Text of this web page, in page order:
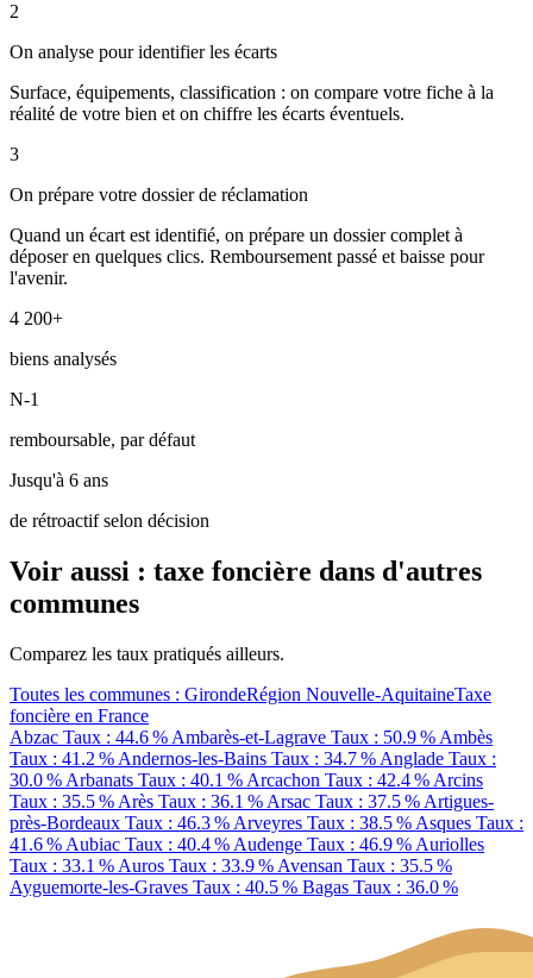
2
On analyse pour identifier les écarts
Surface, équipements, classification : on compare votre fiche à la
réalité de votre bien et on chiffre les écarts éventuels.
3
On prépare votre dossier de réclamation
Quand un écart est identifié, on prépare un dossier complet à
déposer en quelques clics. Remboursement passé et baisse pour
l'avenir.
4 200+
biens analysés
N-1
remboursable, par défaut
Jusqu'à 6 ans
de rétroactif selon décision
Voir aussi : taxe foncière dans d'autres
communes
Comparez les taux pratiqués ailleurs.
Toutes les communes : GirondeRégion Nouvelle-AquitaineTaxe
foncière en France
Abzac Taux : 44.6 % Ambarès-et-Lagrave Taux : 50.9 % Ambès
Taux : 41.2 % Andernos-les-Bains Taux : 34.7 % Anglade Taux :
30.0 % Arbanats Taux : 40.1 % Arcachon Taux : 42.4 % Arcins
Taux : 35.5 % Arès Taux : 36.1 % Arsac Taux : 37.5 % Artigues-
près-Bordeaux Taux : 46.3 % Arveyres Taux : 38.5 % Asques Taux :
41.6 % Aubiac Taux : 40.4 % Audenge Taux : 46.9 % Auriolles
Taux : 33.1 % Auros Taux : 33.9 % Avensan Taux : 35.5 %
Ayguemorte-les-Graves Taux : 40.5 % Bagas Taux : 36.0 %